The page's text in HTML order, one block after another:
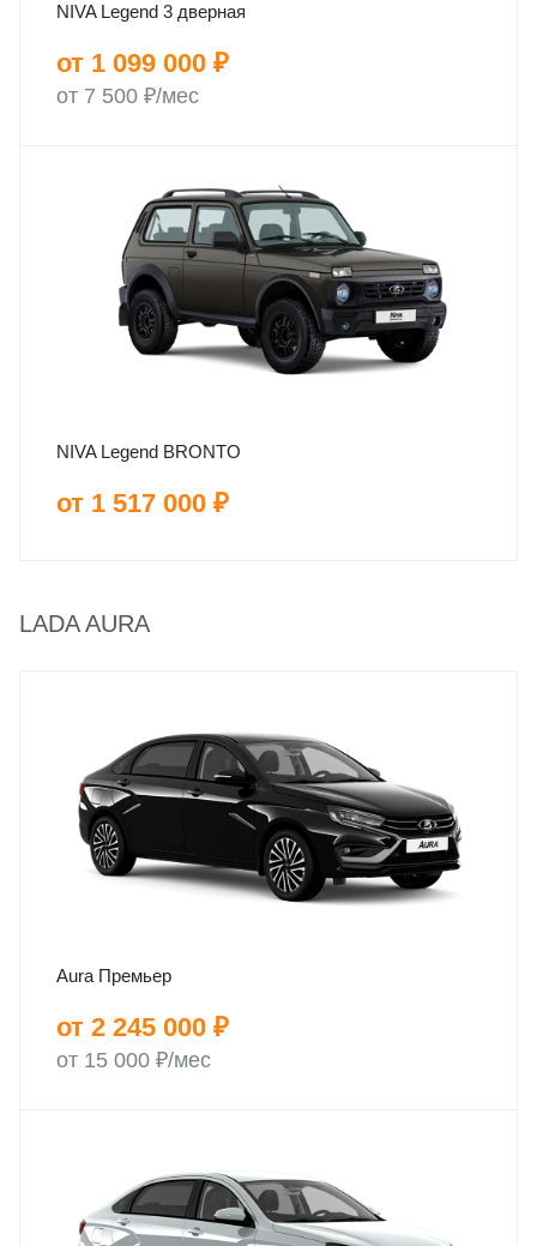
NIVA Legend 3 дверная
от 1 099 000 ₽
от 7 500 ₽/мес
NIVA Legend BRONTO
от 1 517 000 ₽
LADA AURA
Aura Премьер
от 2 245 000 ₽
от 15 000 ₽/мес